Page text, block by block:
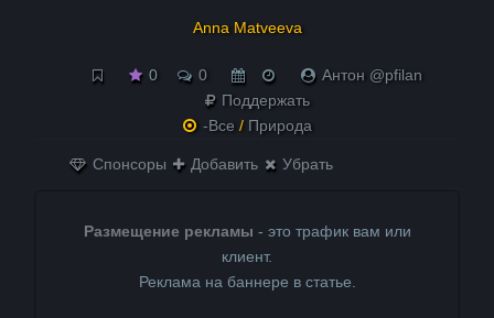
Anna Matveeva
0 0
Антон @pfilan
Поддержать
-Все / Природа
Спонсоры Добавить Убрать
Размещение рекламы - это трафик вам или
клиент.
Реклама на баннере в статье.